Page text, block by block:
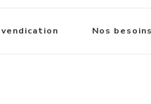
Nos